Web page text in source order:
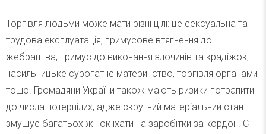
Торгівля людьми може мати різні цілі: це сексуальна та
трудова експлуатація, примусове втягнення до
жебрацтва, примус до виконання злочинів та крадіжок,
насильницьке сурогатне материнство, торгівля органами
тощо. Громадяни України також мають ризики потрапити
до числа потерпілих, адже скрутний матеріальний стан
змушує багатьох жінок їхати на заробітки за кордон. Є